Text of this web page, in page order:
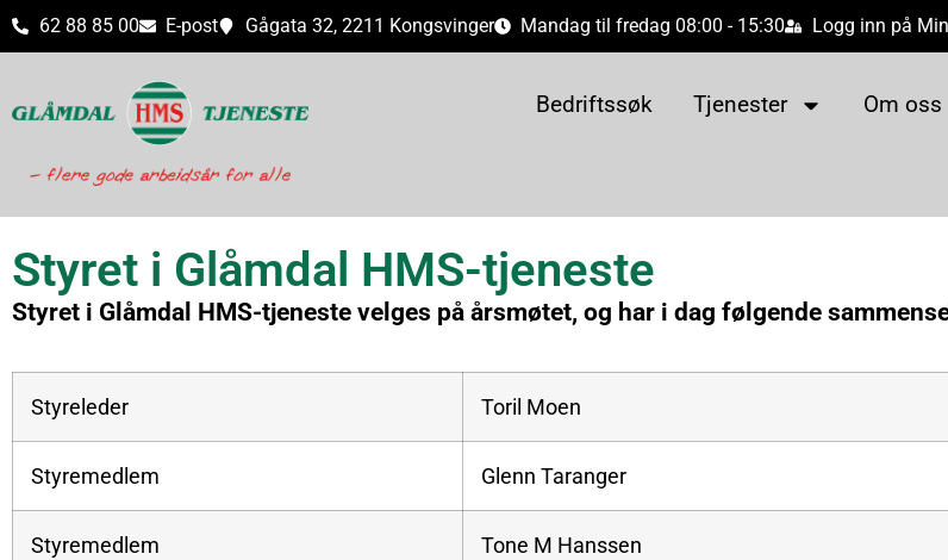
62 88 85 00 E-post Gågata 32, 2211 Kongsvinger Mandag til fredag 08:00 - 15:30 Logg inn på
Bedriftssøk Tjenester Om oss
Styret i Glåmdal HMS-tjeneste
Styret i Glåmdal HMS-tjeneste velges på årsmøtet, og har i dag følgende
Styreleder Toril Moen
Styremedlem Glenn Taranger
Styremedlem Tone M Hanssen